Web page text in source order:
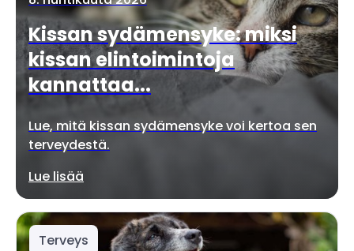
Kissan sydämensyke: miksi
kissan elintoimintoja
kannattaa...
Lue, mitä kissan sydämensyke voi kertoa sen
terveydestä.
Lue lisää
Terveys